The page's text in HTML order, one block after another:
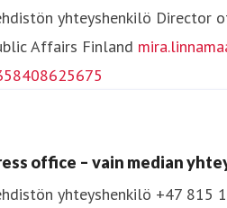
lentoyhtiötä ympäri
International Council on
arvioi Norwegianin
yhteyshenkilö Director
Affairs Finland
office – vain median
yhteyshenkilö +47 815